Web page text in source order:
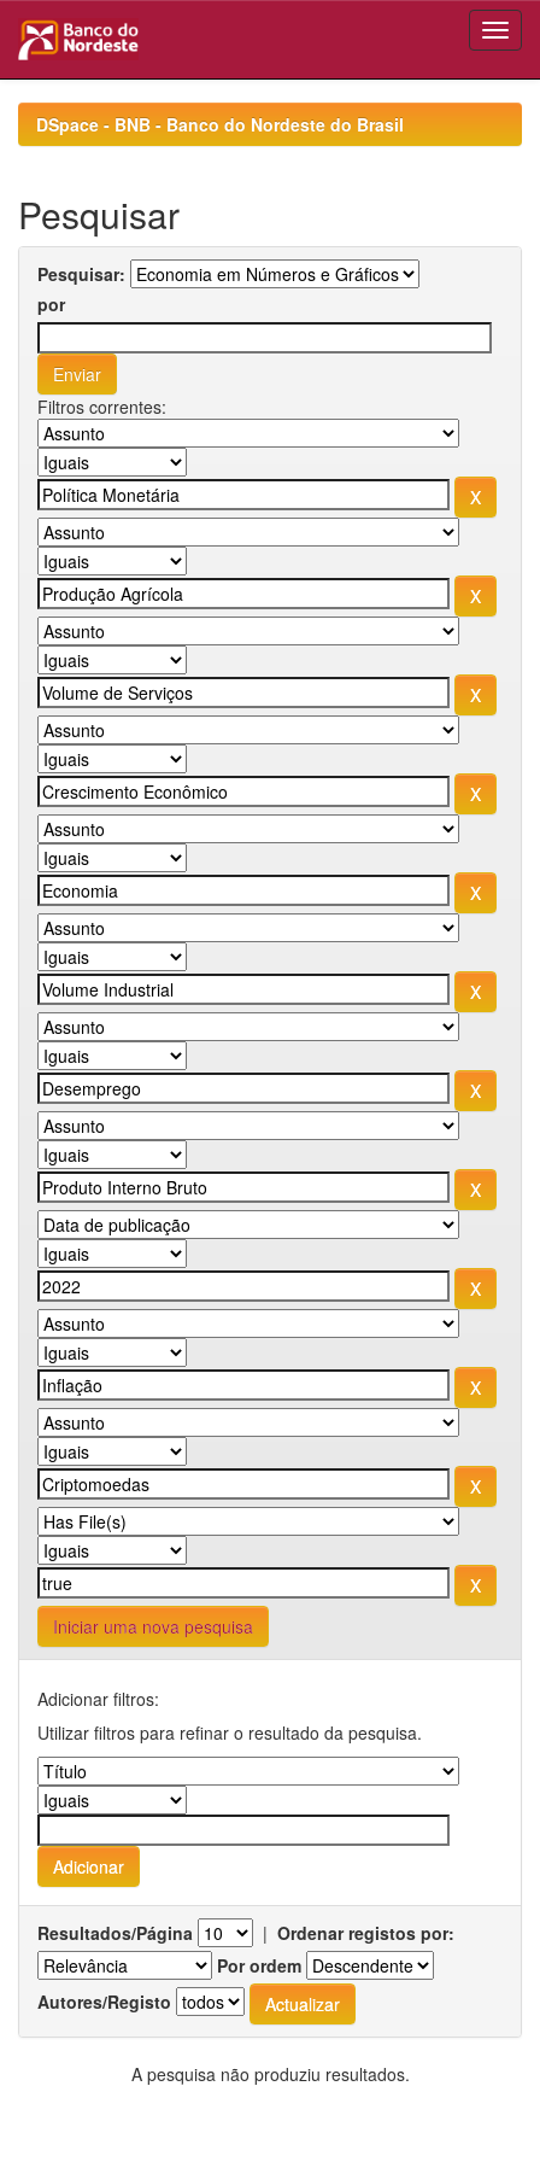
navigationDSpace - BNB - Banco do Nordeste do Brasil
Pesquisar
Pesquisar:
por
Filtros correntes:
Iniciar uma nova pesquisa
Adicionar filtros:
Utilizar filtros para refinar o resultado da pesquisa.
Resultados/Página | Ordenar registos por:
Por ordem
Autores/Registo
A pesquisa não produziu resultados.